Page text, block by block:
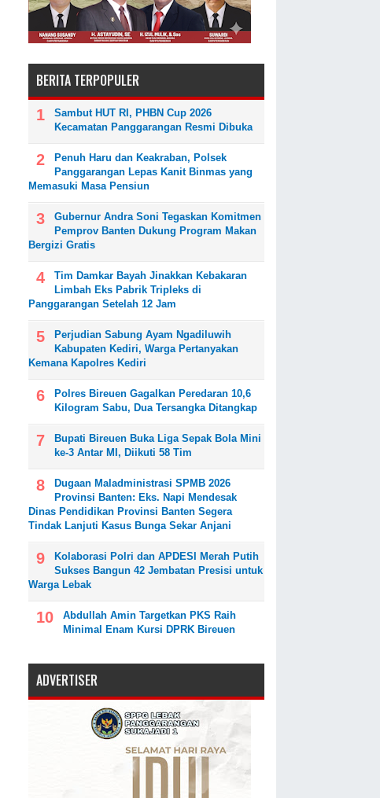
BERITA TERPOPULER
Sambut HUT RI, PHBN Cup 2026
Kecamatan Panggarangan Resmi Dibuka
Penuh Haru dan Keakraban, Polsek
Panggarangan Lepas Kanit Binmas yang
Memasuki Masa Pensiun
Gubernur Andra Soni Tegaskan Komitmen
Pemprov Banten Dukung Program Makan
Bergizi Gratis
Tim Damkar Bayah Jinakkan Kebakaran
Limbah Eks Pabrik Tripleks di
Panggarangan Setelah 12 Jam
Perjudian Sabung Ayam Ngadiluwih
Kabupaten Kediri, Warga Pertanyakan
Kemana Kapolres Kediri
Polres Bireuen Gagalkan Peredaran 10,6
Kilogram Sabu, Dua Tersangka Ditangkap
Bupati Bireuen Buka Liga Sepak Bola Mini
ke-3 Antar MI, Diikuti 58 Tim
Dugaan Maladministrasi SPMB 2026
Provinsi Banten: Eks. Napi Mendesak
Dinas Pendidikan Provinsi Banten Segera
Tindak Lanjuti Kasus Bunga Sekar Anjani
Kolaborasi Polri dan APDESI Merah Putih
Sukses Bangun 42 Jembatan Presisi untuk
Warga Lebak
Abdullah Amin Targetkan PKS Raih
Minimal Enam Kursi DPRK Bireuen
ADVERTISER